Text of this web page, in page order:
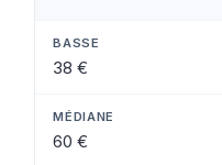
38 €
60 €